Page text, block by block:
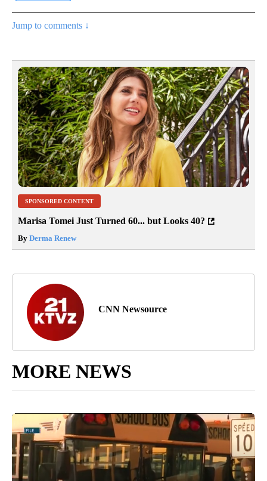
Jump to comments ↓
SPONSORED CONTENT
Marisa Tomei Just Turned 60... but Looks 40?
By Derma Renew
CNN Newsource
MORE NEWS